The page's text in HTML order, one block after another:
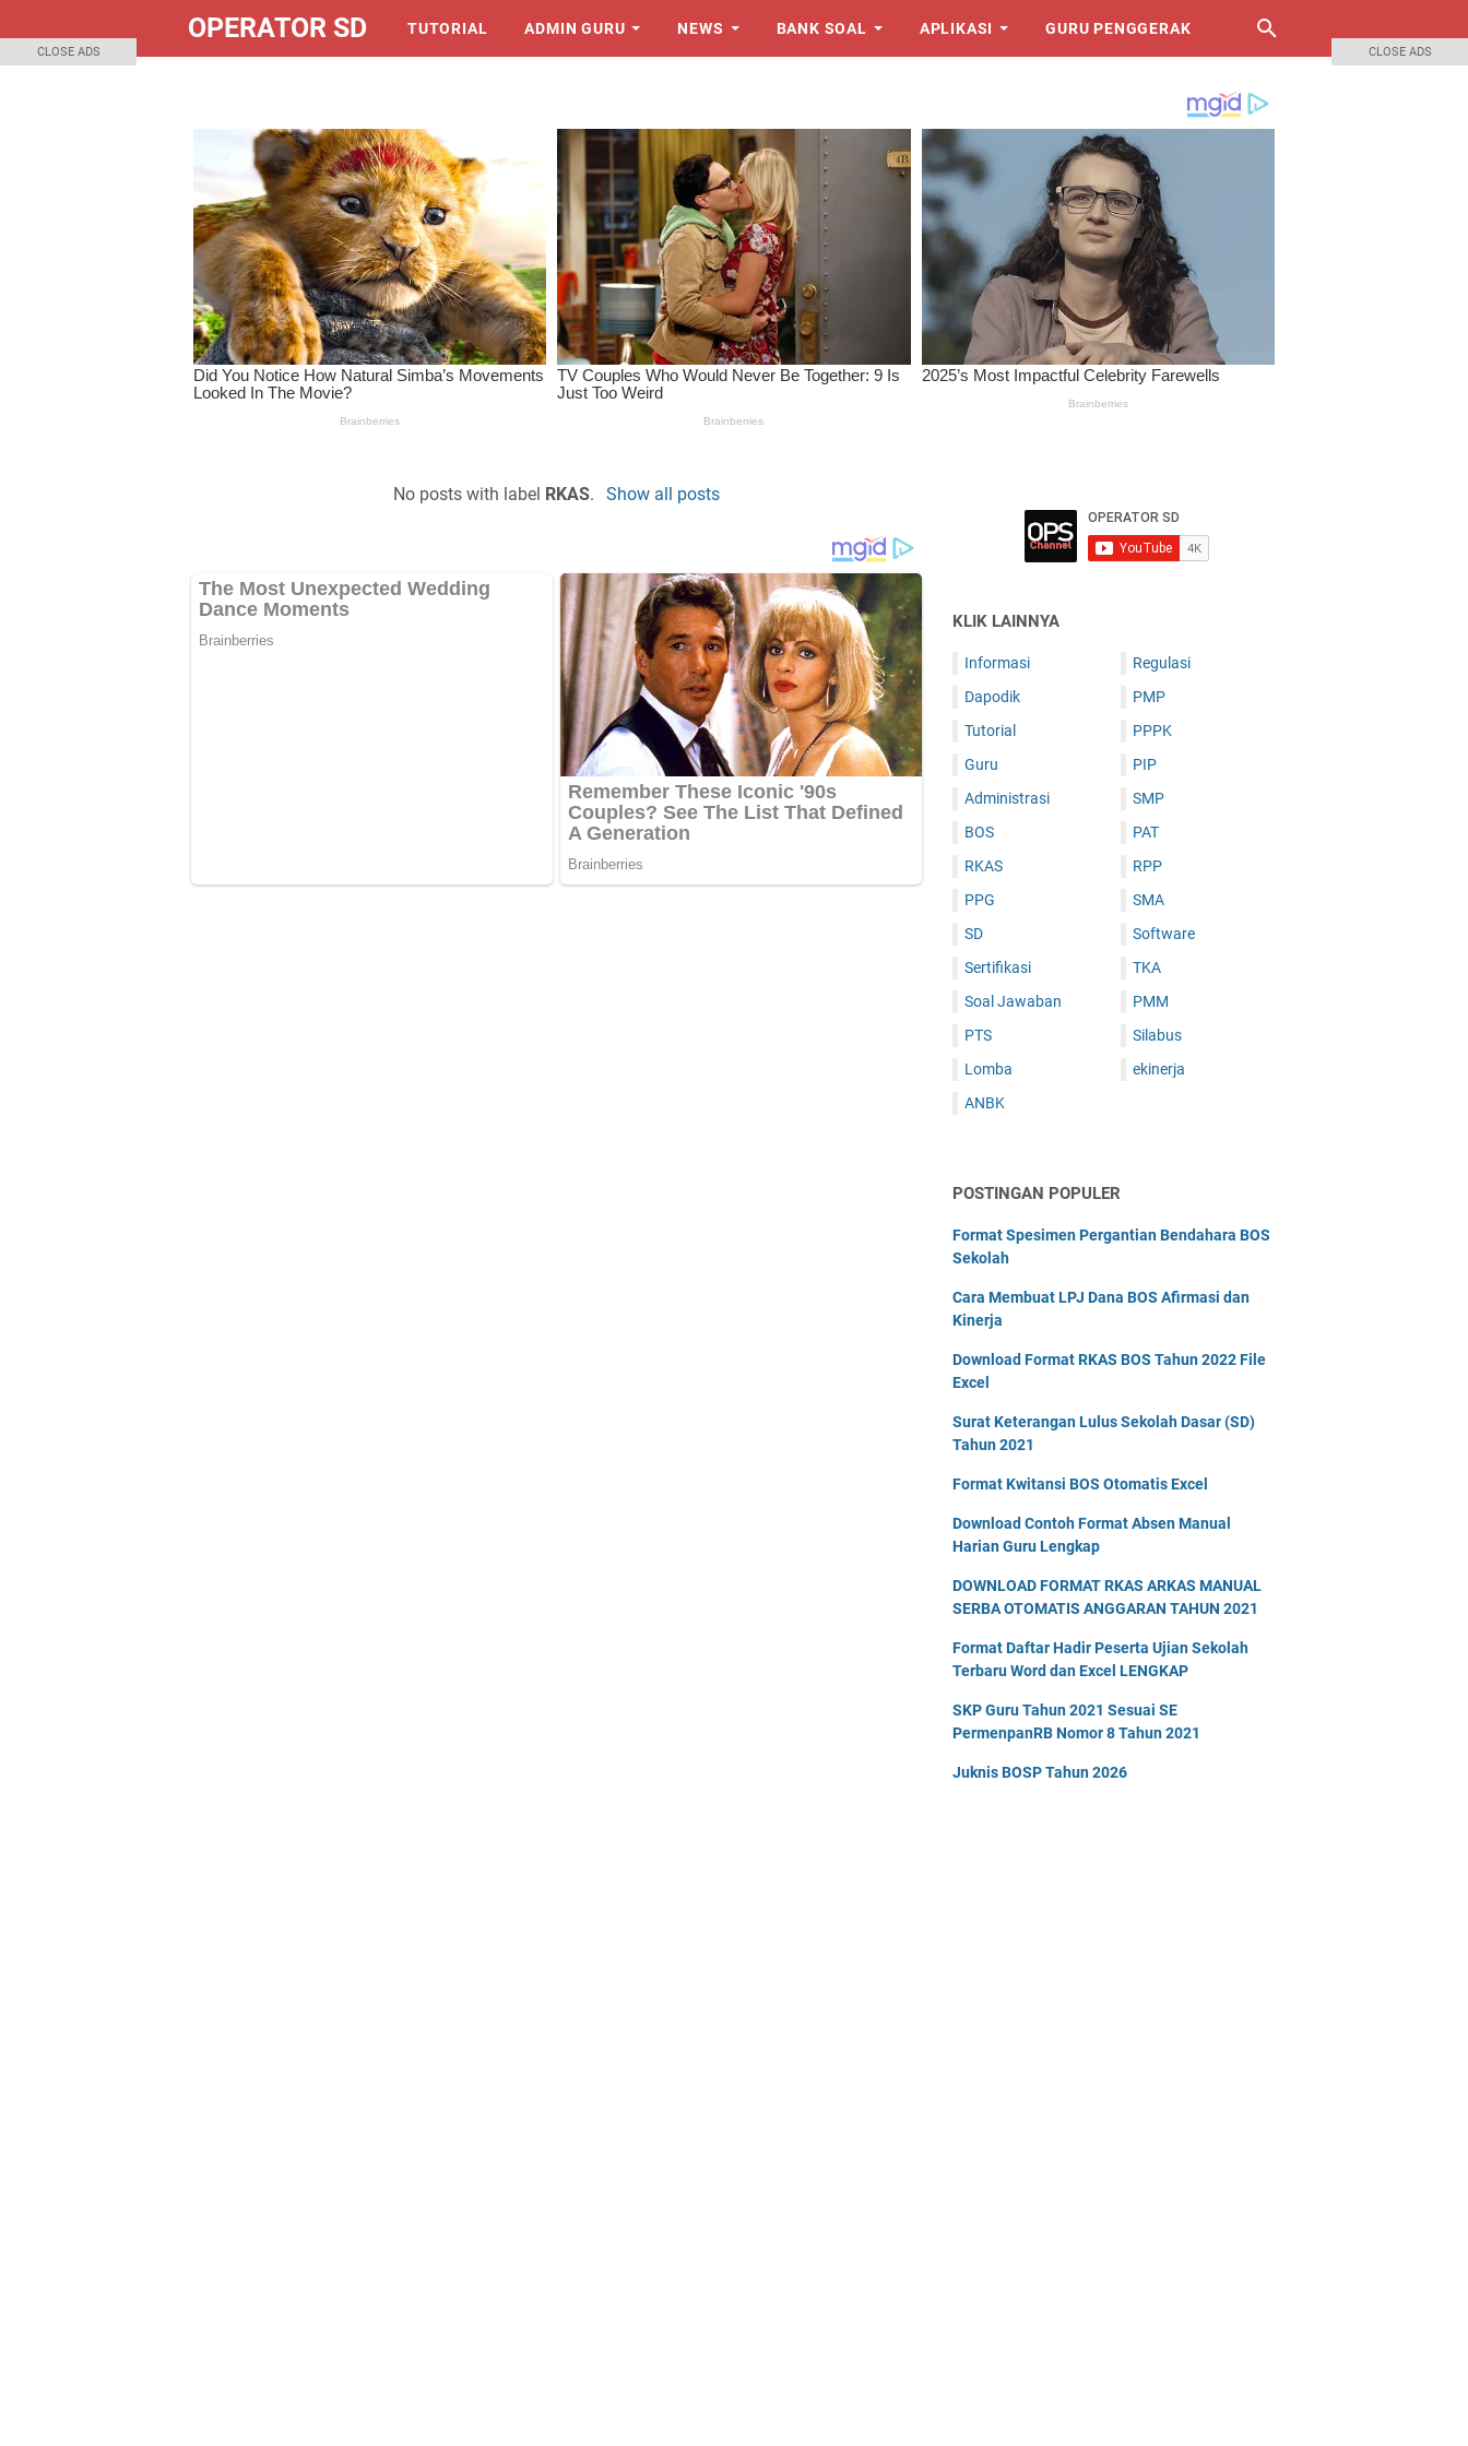
OPERATOR SD TUTORIAL ADMIN GURU NEWS BANK SOAL APLIKASI GURU PENGGERAK
No posts with label RKAS. Show all posts
CLOSE ADS CLOSE ADS
KLIK LAINNYA
Informasi
Dapodik
Tutorial
Guru
Administrasi
BOS
RKAS
PPG
SD
Sertifikasi
Soal Jawaban
PTS
Lomba
ANBK
Regulasi
PMP
PPPK
PIP
SMP
PAT
RPP
SMA
Software
TKA
PMM
Silabus
ekinerja
POSTINGAN POPULER
Format Spesimen Pergantian Bendahara BOS
Sekolah
Cara Membuat LPJ Dana BOS Afirmasi dan
Kinerja
Download Format RKAS BOS Tahun 2022 File
Excel
Surat Keterangan Lulus Sekolah Dasar (SD)
Tahun 2021
Format Kwitansi BOS Otomatis Excel
Download Contoh Format Absen Manual
Harian Guru Lengkap
DOWNLOAD FORMAT RKAS ARKAS MANUAL
SERBA OTOMATIS ANGGARAN TAHUN 2021
Format Daftar Hadir Peserta Ujian Sekolah
Terbaru Word dan Excel LENGKAP
SKP Guru Tahun 2021 Sesuai SE
PermenpanRB Nomor 8 Tahun 2021
Juknis BOSP Tahun 2026